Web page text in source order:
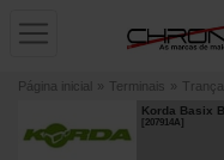
Página inicial » Terminais »
Korda Basix
[207914A]